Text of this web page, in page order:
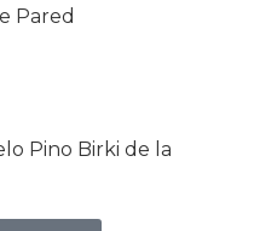
Pared
Pino Birki de la